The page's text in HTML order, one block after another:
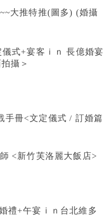
大推特推(圖多) (婚攝
式+宴客ｉｎ 長億婚宴
攝＞
手冊<文定儀式 / 訂婚篇
<新竹芙洛麗大飯店>
禮+午宴ｉｎ台北維多